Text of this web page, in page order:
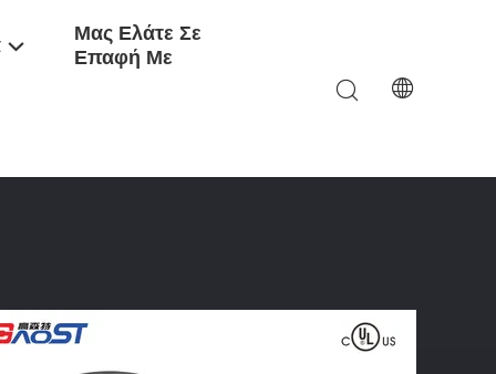
Μας Ελάτε Σε
Επαφή Με